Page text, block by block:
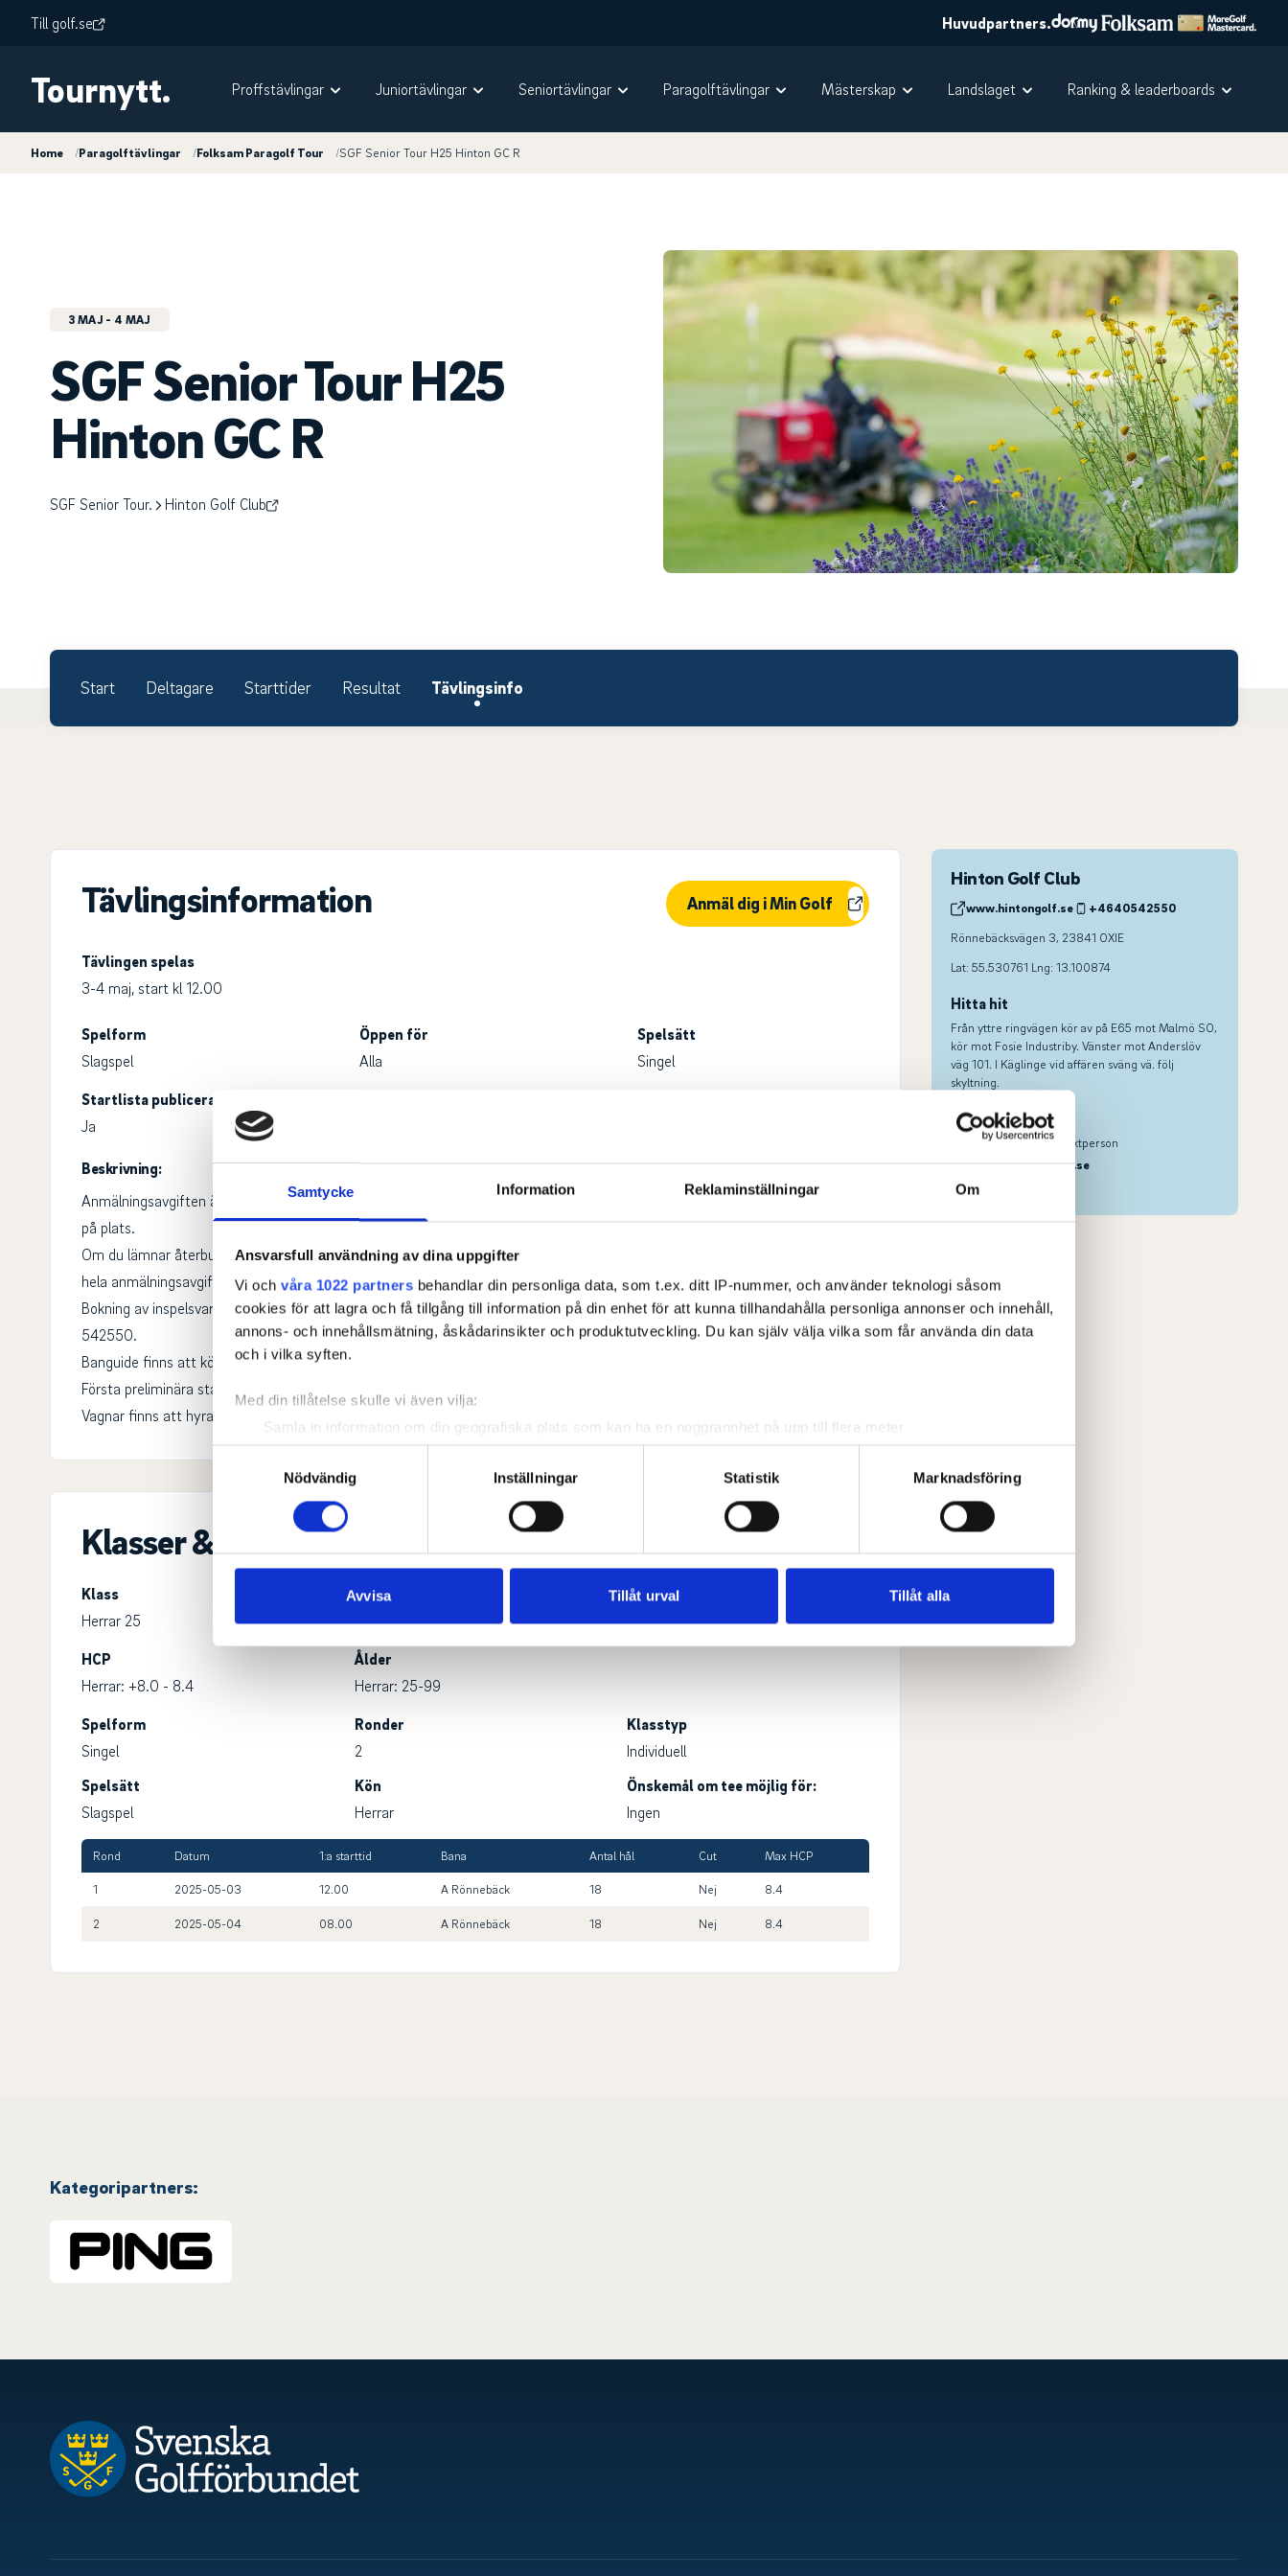
Samtycke Information Reklaminställningar Om
Ansvarsfull användning av dina uppgifter
Vi och våra 1022 partners behandlar din personliga data, som t.ex. ditt IP-nummer, och använder teknologi såsom
cookies för att lagra och få tillgång till information på din enhet för att kunna tillhandahålla personliga annonser och innehåll,
annons- och innehållsmätning, åskådarinsikter och produktutveckling. Du kan själv välja vilka som får använda din data
och i vilka syften.
Med din tillåtelse skulle vi även vilja:
Samla in information om din geografiska plats som kan ha en noggrannhet på upp till flera meter
Identifiera din enhet genom att aktivt skanna den för specifika kännetecken (fingeravtryck)
Ta reda på mer om hur dina personliga uppgifter behandlas och ställ in dina preferenser i
detaljsektionen. Du kan ändra
eller dra tillbaka ditt samtycke när som helst från cookie-förklaringen.
sociala medier och analysera vår trafik. Vi vidarebefordrar även sådana identifierare och annan information från din enhet
till de sociala medier och annons- och analysföretag som vi samarbetar med. Dessa kan i sin tur kombinera informationen
Nödvändig
Inställningar Statistik Marknadsföring
Avvisa Tillåt urval Tillåt alla
Till golf.se Huvudpartners.
Tournytt. Proffstävlingar Juniortävlingar Seniortävlingar Paragolftävlingar Mästerskap Landslaget Ranking & leaderboards
Home /Paragolftävlingar /Folksam Paragolf Tour /SGF Senior Tour H25 Hinton GC R
3 MAJ - 4 MAJ
SGF Senior Tour H25
Hinton GC R
SGF Senior Tour. Hinton Golf Club
Start Deltagare Starttider Resultat Tävlingsinfo
Tävlingsinformation Anmäl dig i Min Golf
Tävlingen spelas
3-4 maj, start kl 12.00
Spelform
Slagspel
Öppen för
Alla
Spelsätt
Singel
Startlista publicerad
Ja
Beskrivning:
Anmälningsavgiften är 1 000 kr. 400 kr betalas i samband med anmälan och resterande 600 kr betalas till arrangörsklubben
på plats.
Om du lämnar återbud efter anmälningstidens utgång ska du meddela arrangörsklubben. Du är då också skyldig att betala
hela anmälningsavgiften på 1 000 kr såvida du inte har godtagbara skäl (sjukdom, skada).
Bokning av inspelsvarv görs via receptionen på Rönnebäck antingen på mail (info@hintongolf.se) eller över telefon 040-
542550.
Banguide finns att köpa i fysisk form på plats för 75 kr.
Första preliminära start 11:30
Vagnar finns att hyra på plats så länge lagret räcker.
Hinton Golf Club
www.hintongolf.se
+4640542550
Rönnebäcksvägen 3, 23841 OXIE
Lat: 55.530761 Lng: 13.100874
Hitta hit
Från yttre ringvägen kör av på E65 mot Malmö SO,
kör mot Fosie Industriby. Vänster mot Anderslöv
väg 101. I Käglinge vid affären sväng vä. följ
skyltning.
Kontaktperson
Viktor Lundberg, Kontaktperson
viktor@hintongolf.se
0727311280
Klasser & ronder
Klass
Herrar 25
HCP
Herrar: +8.0 - 8.4
Ålder
Herrar: 25-99
Spelform
Singel
Ronder
2
Klasstyp
Individuell
Spelsätt
Slagspel
Kön
Herrar
Önskemål om tee möjlig för:
Ingen
Rond Datum 1:a starttid Bana Antal hål Cut Max HCP
1 2025-05-03 12.00 A Rönnebäck 18 Nej 8.4
2 2025-05-04 08.00 A Rönnebäck 18 Nej 8.4
Kategoripartners: